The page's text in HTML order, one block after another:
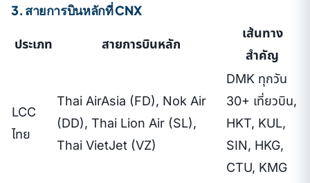
3. สายการบินหลักที่ CNX
ประเภท สายการบินหลัก
เส้นทาง
สำคัญ
LCC
ไทย
Thai AirAsia (FD), Nok Air
(DD), Thai Lion Air (SL),
Thai VietJet (VZ)
DMK ทุกวัน
30+ เที่ยวบิน,
HKT, KUL,
SIN, HKG,
CTU, KMG